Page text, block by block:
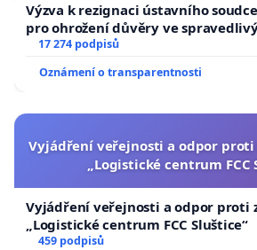
Výzva k rezignaci ústavního soudce
pro ohrožení důvěry ve
17 274 podpisů
Oznámení o transparentnosti
Vyjádření veřejnosti a odpor proti
„Logistické centrum FCC
Vyjádření veřejnosti a odpor proti
„Logistické centrum FCC Sluštice“
459 podpisů